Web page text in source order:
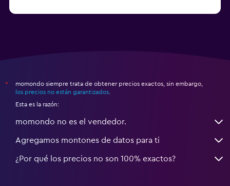
*
momondo siempre trata de obtener precios exactos, sin embargo,
los precios no están garantizados
Esta es la razón:
momondo no es el vendedor.
Agregamos montones de datos para ti
¿Por qué los precios no son 100% exactos?